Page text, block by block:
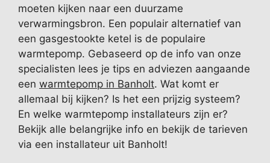
moeten kijken naar een duurzame
verwarmingsbron. Een populair alternatief van
een gasgestookte ketel is de populaire
warmtepomp. Gebaseerd op de info van onze
specialisten lees je tips en adviezen aangaande
een warmtepomp in Banholt. Wat komt er
allemaal bij kijken? Is het een prijzig systeem?
En welke warmtepomp installateurs zijn er?
Bekijk alle belangrijke info en bekijk de tarieven
via een installateur uit Banholt!